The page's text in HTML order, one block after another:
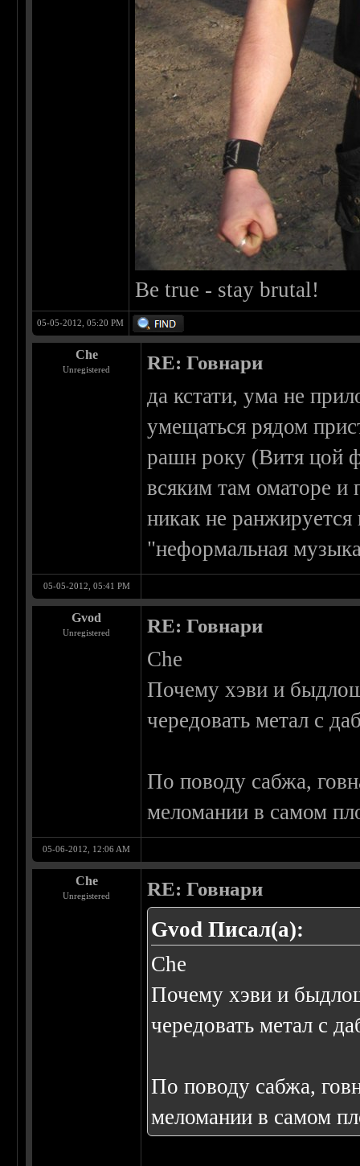
Be true - stay brutal!
05-05-2012, 05:20 PM
Che
Unregistered RE: Говнари
да кстати, ума не
умещаться рядом
рашн року (Витя цой
всяким там оматоре и
никак не ранжируется
"неформальная
05-05-2012, 05:41 PM
Gvod
Unregistered RE: Говнари
Che
Почему хэви и
чередовать метал с
По поводу сабжа,
меломании в самом
05-06-2012, 12:06 AM
Che
Unregistered RE: Говнари
Gvod Писал(а):
Che
Почему хэви и
чередовать метал с
По поводу сабжа,
меломании в самом